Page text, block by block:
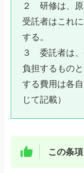
２ 研修は、原
受託者はこれ
する。
３ 委託者は、
負担するもの
する費用は各
じて記載）
この条